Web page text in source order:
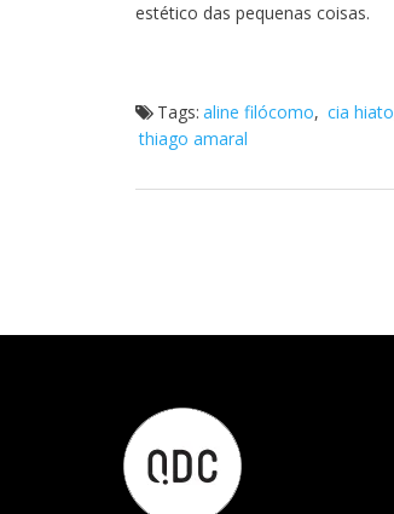
estético das pequenas coisas.
Tags: aline filócomo, cia hiato
thiago amaral